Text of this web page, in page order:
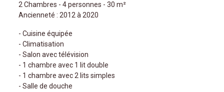
2 Chambres - 4 personnes - 30 m²
Ancienneté : 2012 à 2020
- Cuisine équipée
- Climatisation
- Salon avec télévision
- 1 chambre avec 1 lit double
- 1 chambre avec 2 lits simples
- Salle de douche